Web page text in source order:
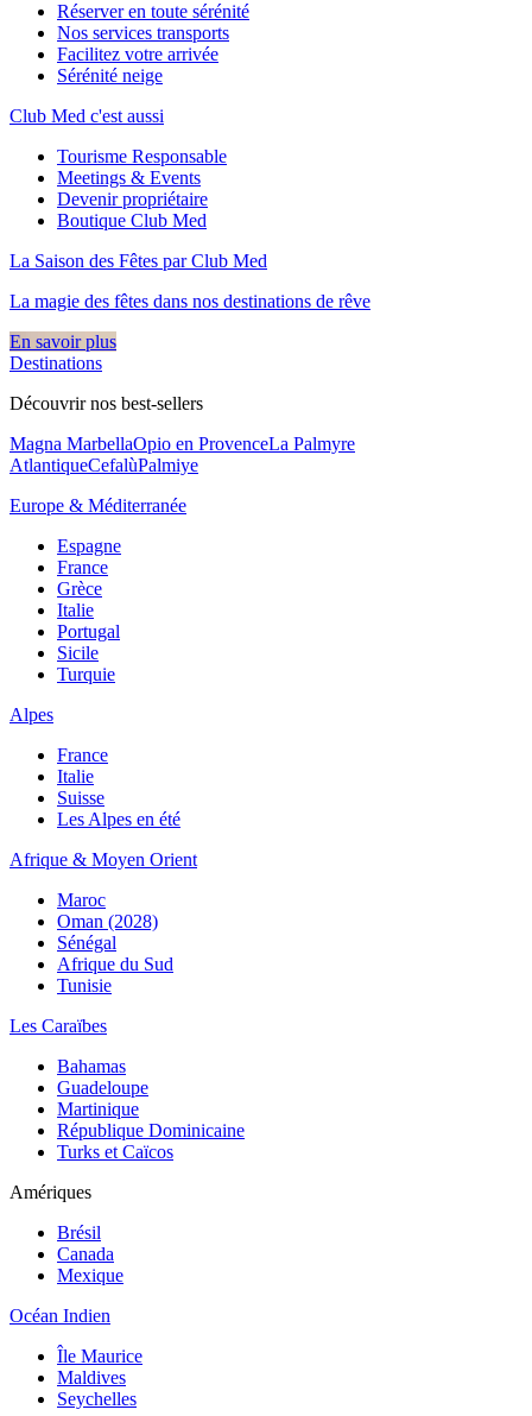
Réserver en toute sérénité
Nos services transports
Facilitez votre arrivée
Sérénité neige
Club Med c'est aussi
Tourisme Responsable
Meetings & Events
Devenir propriétaire
Boutique Club Med
La Saison des Fêtes par Club Med
La magie des fêtes dans nos destinations de rêve​
En savoir plus
Destinations
Découvrir nos best-sellers
Magna MarbellaOpio en ProvenceLa Palmyre
AtlantiqueCefalùPalmiye
Europe & Méditerranée
Espagne
France
Grèce
Italie
Portugal
Sicile
Turquie
Alpes
France
Italie
Suisse
Les Alpes en été
Afrique & Moyen Orient
Maroc
Oman (2028)
Sénégal
Afrique du Sud
Tunisie
Les Caraïbes
Bahamas
Guadeloupe
Martinique
République Dominicaine
Turks et Caïcos
Amériques
Brésil
Canada
Mexique
Océan Indien
Île Maurice
Maldives
Seychelles